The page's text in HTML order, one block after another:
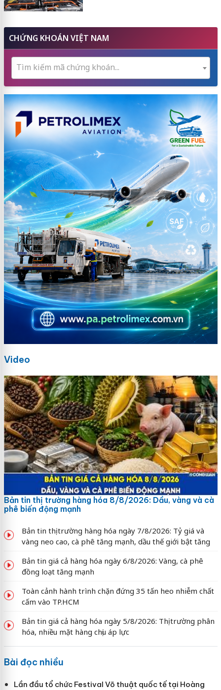
CHỨNG KHOÁN VIỆT NAM
Tìm kiếm mã chứng khoán...
Video
Bản tin thị trường hàng hóa 8/8/2026: Dầu, vàng và cà
phê biến động mạnh
Bản tin thị trường hàng hóa ngày 7/8/2026: Tỷ giá và
vàng neo cao, cà phê tăng mạnh, dầu thế giới bật tăng
Bản tin giá cả hàng hóa ngày 6/8/2026: Vàng, cà phê
đồng loạt tăng mạnh
Toàn cảnh hành trình chặn đứng 35 tấn heo nhiễm chất
cấm vào TP.HCM
Bản tin giá cả hàng hóa ngày 5/8/2026: Thị trường phân
hóa, nhiều mặt hàng chịu áp lực
Bài đọc nhiều
Lần đầu tổ chức Festival Võ thuật quốc tế tại Hoàng